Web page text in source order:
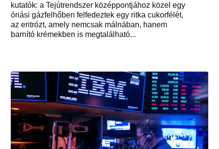
kutatók: a Tejútrendszer középpontjához közel egy
óriási gázfelhőben felfedeztek egy ritka cukorfélét,
az eritrózt, amely nemcsak málnában, hanem
barnító krémekben is megtalálható...